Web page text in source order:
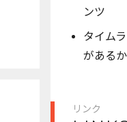
ンツ
タイム
がある
リンク